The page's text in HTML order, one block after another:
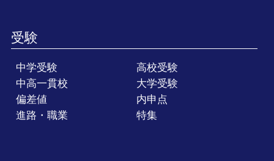
受験
中学受験
高校受験
中高一貫校
大学受験
偏差値
内申点
進路・職業
特集